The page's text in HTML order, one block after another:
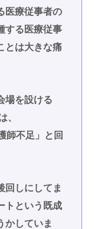
医療従事者の
する医療従事
とは大きな痛
場を設ける
、
師不足」と回
回しにしてま
トという既成
かしていま